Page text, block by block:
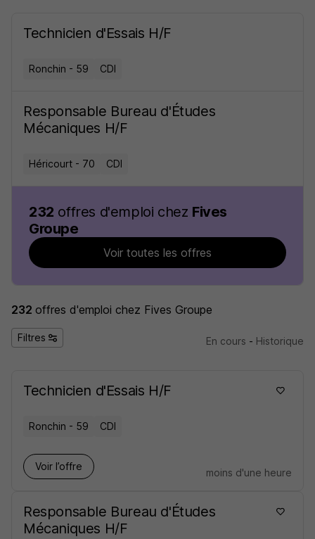
Technicien d'Essais H/F
Ronchin - 59 CDI
Responsable Bureau d'Études
Mécaniques H/F
Héricourt - 70 CDI
232 offres d'emploi chez Fives
Groupe
Voir toutes les offres
232 offres d'emploi chez Fives Groupe
Filtres En cours - Historique
Technicien d'Essais H/F
Ronchin - 59 CDI
Voir l’offre
moins d'une heure
Responsable Bureau d'Études
Mécaniques H/F